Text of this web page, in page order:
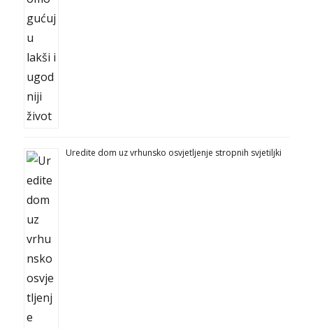
Uredite dom uz vrhunsko osvjetljenje stropnih svjetiljki